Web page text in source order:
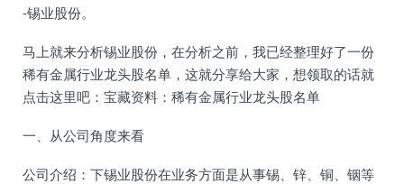
-锡业股份。
马上就来分析锡业股份，在分析之前，我已经整理好了一份
稀有金属行业龙头股名单，这就分享给大家，想领取的话就
点击这里吧：宝藏资料：稀有金属行业龙头股名单
一、从公司角度来看
公司介绍：下锡业股份在业务方面是从事锡、锌、铜、铟等